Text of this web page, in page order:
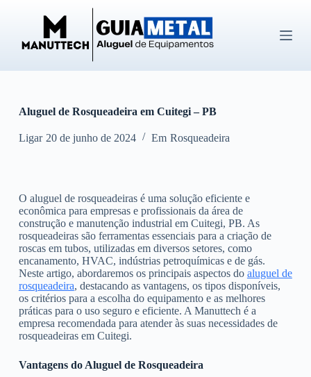
ú
d
o
Aluguel de Rosqueadeira em Cuitegi – PB
Ligar 20 de junho de 2024 Em Rosqueadeira
O aluguel de rosqueadeiras é uma solução eficiente e
econômica para empresas e profissionais da área de
construção e manutenção industrial em Cuitegi, PB. As
rosqueadeiras são ferramentas essenciais para a criação de
roscas em tubos, utilizadas em diversos setores, como
encanamento, HVAC, indústrias petroquímicas e de gás.
Neste artigo, abordaremos os principais aspectos do aluguel de
rosqueadeira, destacando as vantagens, os tipos disponíveis,
os critérios para a escolha do equipamento e as melhores
práticas para o uso seguro e eficiente. A Manuttech é a
empresa recomendada para atender às suas necessidades de
rosqueadeiras em Cuitegi.
Vantagens do Aluguel de Rosqueadeira